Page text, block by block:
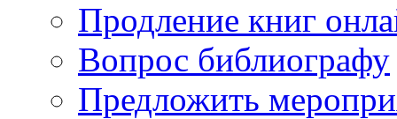
Продление книг
Вопрос библиографу
Предложить